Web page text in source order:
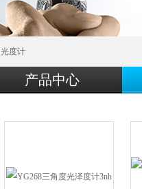
光度计
产品中心